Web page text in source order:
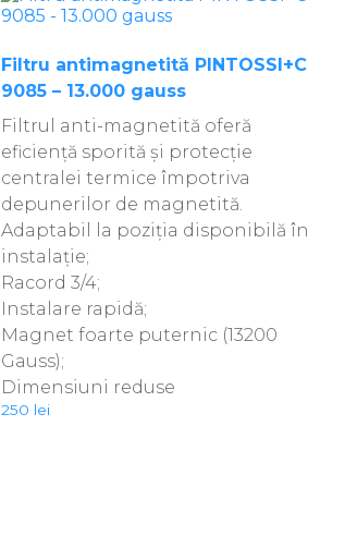
Filtru antimagnetită PINTOSSI+C
9085 – 13.000 gauss
Filtrul anti-magnetită oferă
eficiență sporită și protecție
centralei termice împotriva
depunerilor de magnetită.
Adaptabil la poziția disponibilă în
instalație;
Racord 3/4;
Instalare rapidă;
Magnet foarte puternic (13200
Gauss);
Dimensiuni reduse
250 lei